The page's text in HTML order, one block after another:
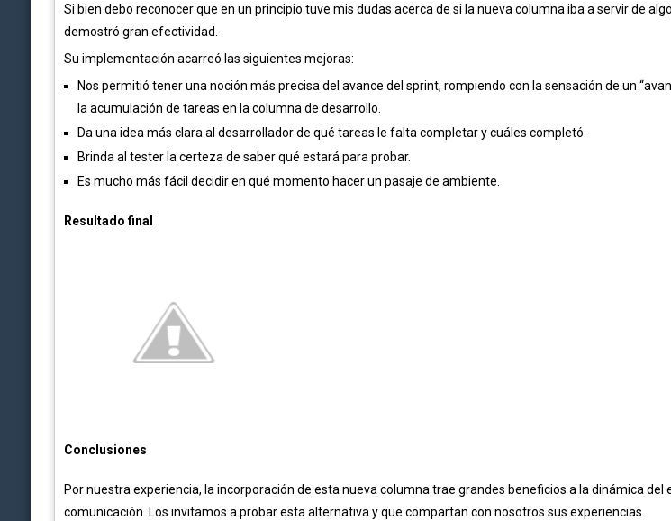
Si bien debo reconocer que en un principio tuve mis dudas acerca de si la nueva columna iba a servir de
demostró gran efectividad.
Su implementación acarreó las siguientes mejoras:
Nos permitió tener una noción más precisa del avance del sprint, rompiendo con la sensación de un
la acumulación de tareas en la columna de desarrollo.
Da una idea más clara al desarrollador de qué tareas le falta completar y cuáles completó.
Brinda al tester la certeza de saber qué estará para probar.
Es mucho más fácil decidir en qué momento hacer un pasaje de ambiente.
Resultado final
Conclusiones
Por nuestra experiencia, la incorporación de esta nueva columna trae grandes beneficios a la dinámica del
comunicación. Los invitamos a probar esta alternativa y que compartan con nosotros sus experiencias.